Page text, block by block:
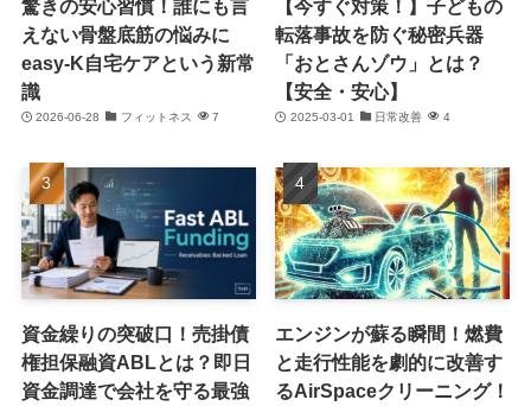
驚きの安心習慣！誰にも言
えない骨盤底筋の悩みに
easy-K自宅ケアという新常
識
2026-06-28 フィットネス 7
【今すぐ対策！】子どもの
転落事故を防ぐ秘密兵器
「おとさんゾウ」とは？
【安全・安心】
2025-03-01 日常改善 4
資金繰りの突破口！売掛債
権担保融資ABLとは？即日
資金調達で会社を守る最強
エンジンが蘇る瞬間！燃費
と走行性能を劇的に改善す
るAirSpaceクリーニング！